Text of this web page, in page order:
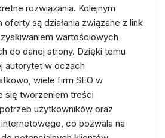
rozwiązania. Kolejnym
są działania związane z link
wartościowych
do danej strony. Dzięki temu
autorytet w oczach
wiele firm SEO w
się tworzeniem treści
użytkowników oraz
co pozwala na